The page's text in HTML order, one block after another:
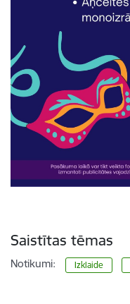
Saistītas tēmas
Notikumi: Izklaide